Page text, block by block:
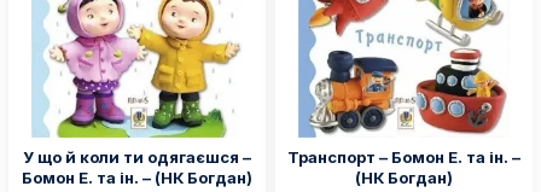
У що й коли ти одягаєшся –
Бомон Е. та ін. – (НК Богдан)
Транспорт – Бомон Е. та ін. –
(НК Богдан)